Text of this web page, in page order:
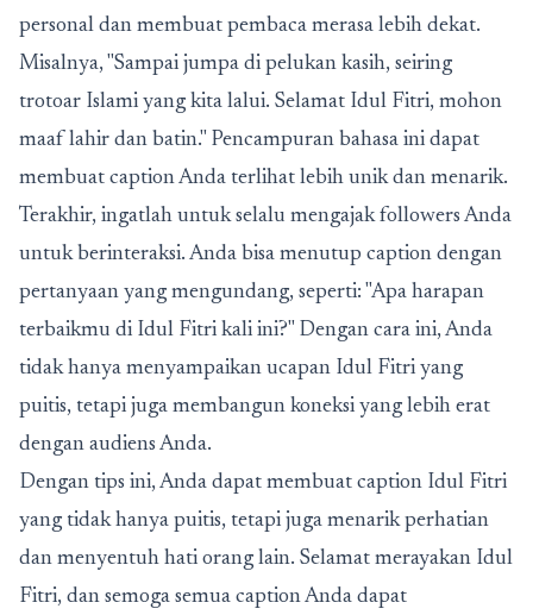
personal dan membuat pembaca merasa lebih dekat.
Misalnya, "Sampai jumpa di pelukan kasih, seiring
trotoar Islami yang kita lalui. Selamat Idul Fitri, mohon
maaf lahir dan batin." Pencampuran bahasa ini dapat
membuat caption Anda terlihat lebih unik dan menarik.
Terakhir, ingatlah untuk selalu mengajak followers Anda
untuk berinteraksi. Anda bisa menutup caption dengan
pertanyaan yang mengundang, seperti: "Apa harapan
terbaikmu di Idul Fitri kali ini?" Dengan cara ini, Anda
tidak hanya menyampaikan ucapan Idul Fitri yang
puitis, tetapi juga membangun koneksi yang lebih erat
dengan audiens Anda.
Dengan tips ini, Anda dapat membuat caption Idul Fitri
yang tidak hanya puitis, tetapi juga menarik perhatian
dan menyentuh hati orang lain. Selamat merayakan Idul
Fitri, dan semoga semua caption Anda dapat